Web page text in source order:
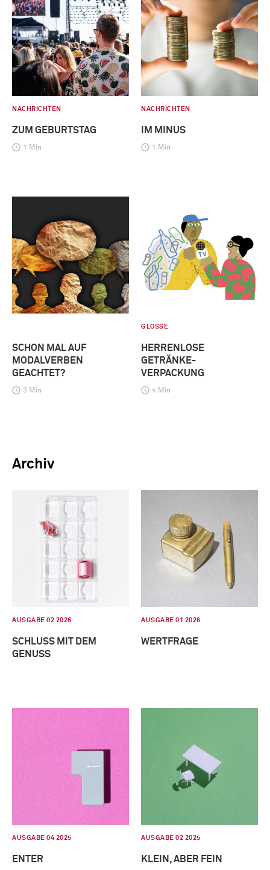
NACHRICHTEN
ZUM GEBURTSTAG
1 Min
NACHRICHTEN
IM MINUS
1 Min
SCHON MAL AUF
MODALVERBEN
GEACHTET?
3 Min
GLOSSE
HERRENLOSE
GETRÄNKE-
VERPACKUNG
4 Min
Archiv
AUSGABE 02 2026
SCHLUSS MIT DEM
GENUSS
AUSGABE 01 2026
WERTFRAGE
AUSGABE 04 2025
ENTER
AUSGABE 02 2025
KLEIN, ABER FEIN